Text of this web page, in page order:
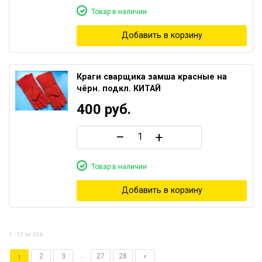
Товар в наличии
Добавить в корзину
Краги сварщика замша красные на
чёрн. подкл. КИТАЙ
Товар в наличии
400 руб.
–
+
Добавить в корзину
1 - 12 из 326
1 2 3 27 28 »